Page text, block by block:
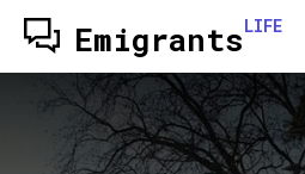
EmigrantsLIFE